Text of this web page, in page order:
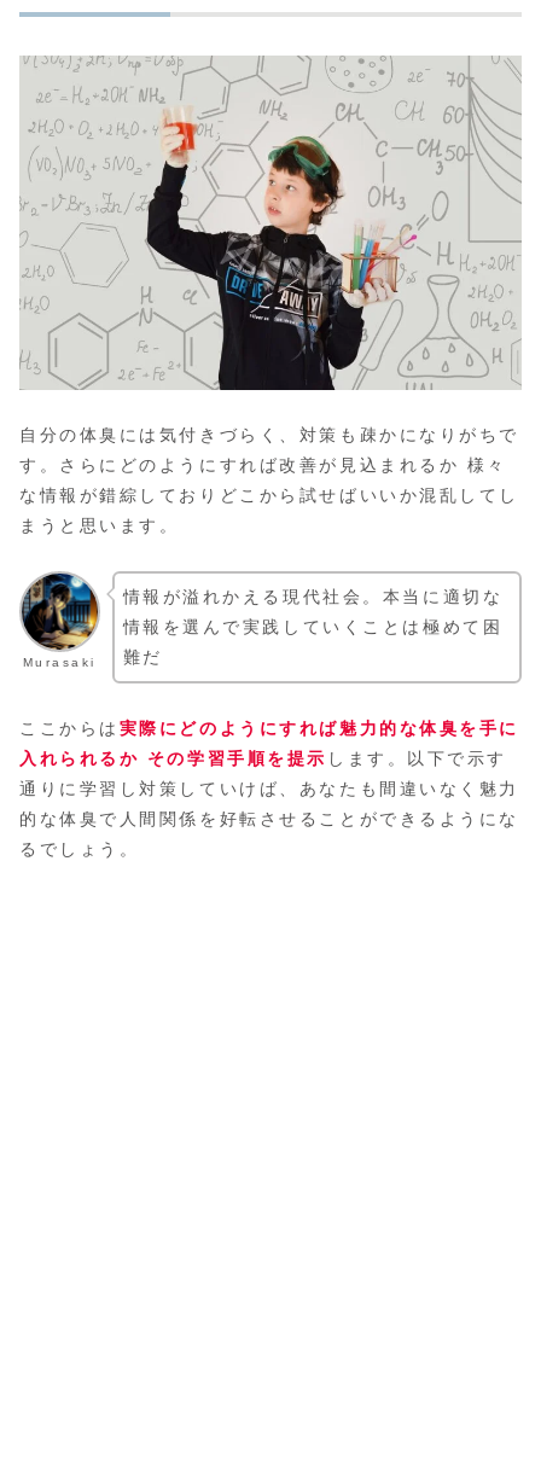
自分の体臭には気付きづらく、対策も疎かになりがちで
す。さらにどのようにすれば改善が見込まれるか 様々
な情報が錯綜しておりどこから試せばいいか混乱してし
まうと思います。
Murasaki
情報が溢れかえる現代社会。本当に適切な
情報を選んで実践していくことは極めて困
難だ
ここからは 実際にどのようにすれば魅力的な体臭を手に
入れられるか その学習手順を提示 します。以下で示す
通りに学習し対策していけば、あなたも間違いなく魅力
的な体臭で人間関係を好転させることができるようにな
るでしょう。